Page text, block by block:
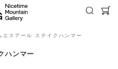
スアール ステイクハンマー
ハンマー